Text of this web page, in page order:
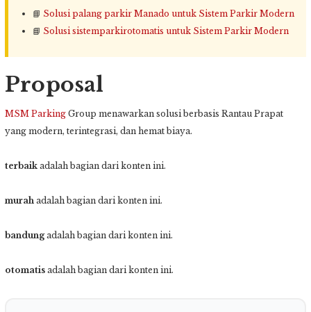
📘 Solusi palang parkir Manado untuk Sistem Parkir Modern
📘 Solusi sistemparkirotomatis untuk Sistem Parkir Modern
Proposal
MSM Parking Group menawarkan solusi berbasis Rantau Prapat
yang modern, terintegrasi, dan hemat biaya.
terbaik adalah bagian dari konten ini.
murah adalah bagian dari konten ini.
bandungadalah bagian dari konten ini.
otomatis adalah bagian dari konten ini.